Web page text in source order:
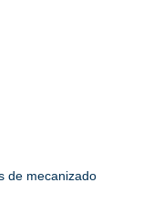
de mecanizado